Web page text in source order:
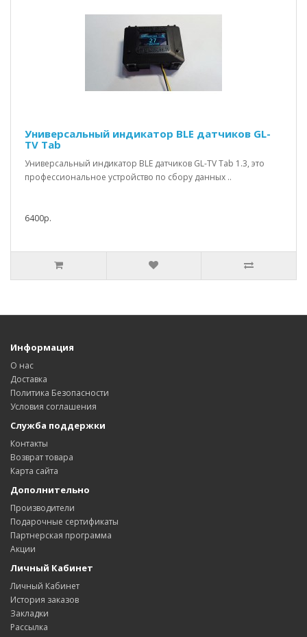
Универсальный индикатор BLE датчиков GL-
TV Tab
Универсальный индикатор BLE датчиков GL-TV Tab 1.3, это
профессиональное устройство по сбору данных ..
6400р.
Информация
О нас
Доставка
Политика Безопасности
Условия соглашения
Служба поддержки
Контакты
Возврат товара
Карта сайта
Дополнительно
Производители
Подарочные сертификаты
Партнерская программа
Акции
Личный Кабинет
Личный Кабинет
История заказов
Закладки
Рассылка